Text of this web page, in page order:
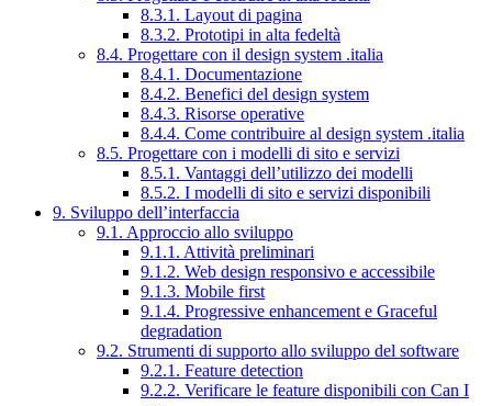
8.3.1. Layout di pagina
8.3.2. Prototipi in alta fedeltà
8.4. Progettare con il design system .italia
8.4.1. Documentazione
8.4.2. Benefici del design system
8.4.3. Risorse operative
8.4.4. Come contribuire al design system .italia
8.5. Progettare con i modelli di sito e servizi
8.5.1. Vantaggi dell’utilizzo dei modelli
8.5.2. I modelli di sito e servizi disponibili
9. Sviluppo dell’interfaccia
9.1. Approccio allo sviluppo
9.1.1. Attività preliminari
9.1.2. Web design responsivo e accessibile
9.1.3. Mobile first
9.1.4. Progressive enhancement e Graceful
degradation
9.2. Strumenti di supporto allo sviluppo del software
9.2.1. Feature detection
9.2.2. Verificare le feature disponibili con Can I